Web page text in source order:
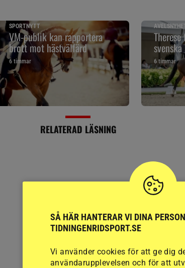
SPORTNYTT
VM-publik kan rapportera
brott mot hästvälfärd
6 timmar 6 timmar
RELATERAD LÄSNING
SÅ HÄR HANTERAR VI DINA
TIDNINGENRIDSPORT.SE
Vi använder cookies för att ge dig
användarupplevelsen och för att